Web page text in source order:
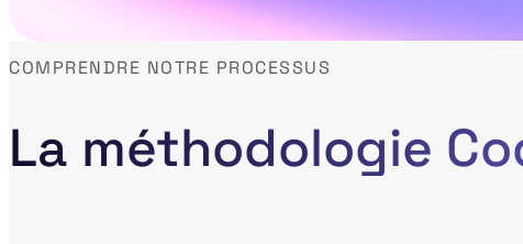
La méthodologie
COMPRENDRE NOTRE PROCESSUS